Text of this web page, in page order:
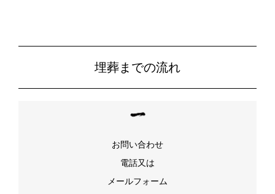
埋葬までの流れ
お問い合わせ
電話又は
メールフォーム